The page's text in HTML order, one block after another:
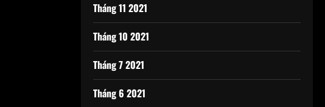
Tháng 11 2021
Tháng 10 2021
Tháng 7 2021
Tháng 6 2021